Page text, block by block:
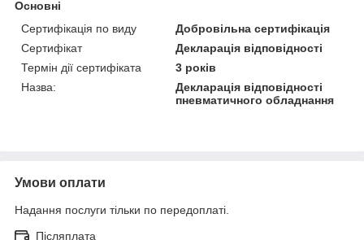
Основні
Сертифікація по виду
Добровільна сертифікація
Сертифікат
Декларація відповідності
Термін дії сертифіката
3 років
Назва:
Декларація відповідності
пневматичного обладнання
Умови оплати
Надання послуги тільки по передоплаті.
Післяплата